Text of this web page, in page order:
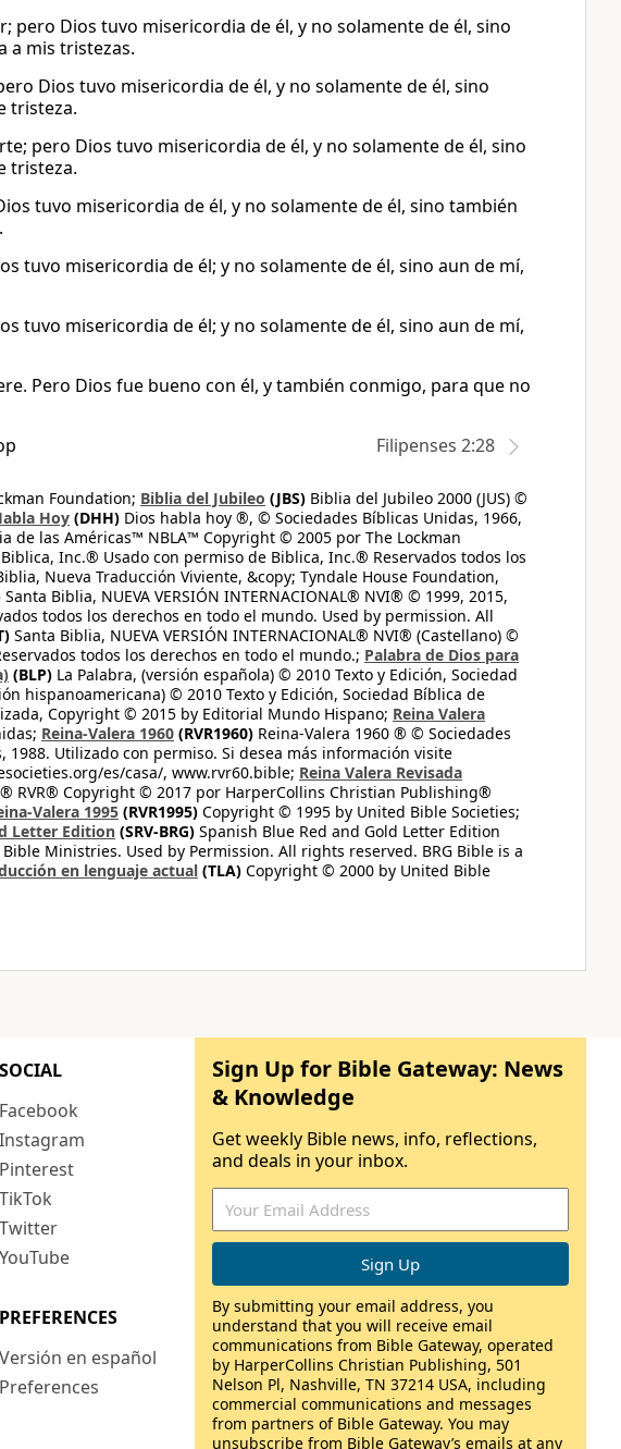
Dios tuvo misericordia de él, y no solamente de él, sino
a mis tristezas.
Dios tuvo misericordia de él, y no solamente de él, sino
tristeza.
pero Dios tuvo misericordia de él, y no solamente de él, sino
tristeza.
tuvo misericordia de él, y no solamente de él, sino también
tuvo misericordia de él; y no solamente de él, sino aun de mí,
tuvo misericordia de él; y no solamente de él, sino aun de mí,
Pero Dios fue bueno con él, y también conmigo, para que no
Filipenses 2:28
Foundation; Biblia del Jubileo (JBS) Biblia del Jubileo 2000 (JUS) ©
Hoy (DHH) Dios habla hoy ®, © Sociedades Bíblicas Unidas, 1966,
de las Américas™ NBLA™ Copyright © 2005 por The Lockman
Inc.® Usado con permiso de Biblica, Inc.® Reservados todos los
Nueva Traducción Viviente, &copy; Tyndale House Foundation,
Santa Biblia, NUEVA VERSIÓN INTERNACIONAL® NVI® © 1999, 2015,
todos los derechos en todo el mundo. Used by permission. All
Santa Biblia, NUEVA VERSIÓN INTERNACIONAL® NVI® (Castellano) ©
todos los derechos en todo el mundo.; Palabra de Dios para
(BLP) La Palabra, (versión española) © 2010 Texto y Edición, Sociedad
hispanoamericana) © 2010 Texto y Edición, Sociedad Bíblica de
Copyright © 2015 by Editorial Mundo Hispano; Reina Valera
Reina-Valera 1960 (RVR1960) Reina-Valera 1960 ® © Sociedades
Utilizado con permiso. Si desea más información visite
es/casa/, www.rvr60.bible; Reina Valera Revisada
RVR® Copyright © 2017 por HarperCollins Christian Publishing®
Valera 1995 (RVR1995) Copyright © 1995 by United Bible Societies;
Letter Edition (SRV-BRG) Spanish Blue Red and Gold Letter Edition
Ministries. Used by Permission. All rights reserved. BRG Bible is a
en lenguaje actual (TLA) Copyright © 2000 by United Bible
SOCIAL
Facebook
Instagram
Pinterest
TikTok
Twitter
YouTube
PREFERENCES
Versión en español
Preferences
Sign Up for Bible Gateway: News
& Knowledge
Get weekly Bible news, info, reflections,
and deals in your inbox.
By submitting your email address, you
understand that you will receive email
communications from Bible Gateway, operated
by HarperCollins Christian Publishing, 501
Nelson Pl, Nashville, TN 37214 USA, including
commercial communications and messages
from partners of Bible Gateway. You may
unsubscribe from Bible Gateway’s emails at any